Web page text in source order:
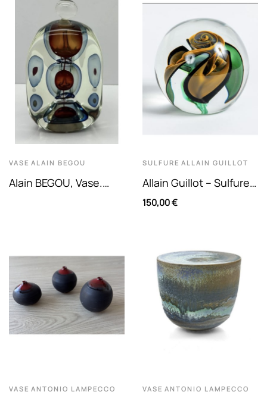
Noir Et Bleu.
VASE ALAIN BEGOU
Alain BEGOU, Vase.
SULFURE ALLAIN GUILLOT
Allain Guillot – Sulfure
Boule Presse-Papier
150,00 €
VASE ANTONIO LAMPECCO VASE ANTONIO LAMPECCO